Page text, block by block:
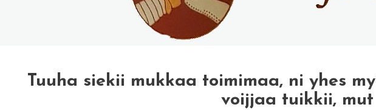
Tuuha siekii mukkaa toimimaa, ni yhes
voijjaa tuikkii,